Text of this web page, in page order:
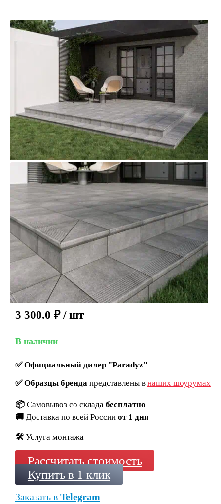
3 300.0 ₽ / шт
В наличии
✅Официальный дилер "Paradyz"
✅Образцы брендапредставлены в наших шоурумах
📦 Самовывоз со склада бесплатно
🚚 Доставка по всей России от 1 дня
🛠️ Услуга монтажа
Рассчитать стоимость
Купить в 1 клик
Заказать в Telegram